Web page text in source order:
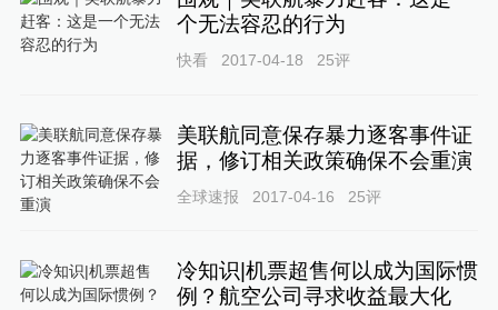
个无法容忍的行为
快看 2017-04-18 25评
美联航同意保存暴力逐客事件证
据，修订相关政策确保不会重演
全球速报 2017-04-16 25评
冷知识|机票超售何以成为国际惯
例？航空公司寻求收益最大化